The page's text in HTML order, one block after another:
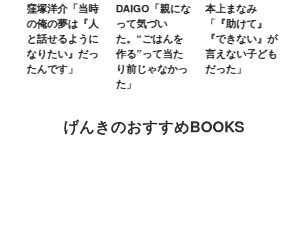
窪塚洋介「当時
の俺の夢は『人
と話せるように
なりたい』だっ
たんです」
DAIGO「親にな
って気づい
た。“ごはんを
作る”って当た
り前じゃなかっ
た」
本上まなみ
「『助けて』
『できない』が
言えない子ども
だった」
げんきのおすすめBOOKS